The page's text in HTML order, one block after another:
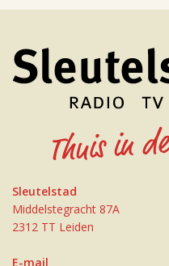
Sleutelstad
Middelstegracht 87A
2312 TT Leiden
E-mail